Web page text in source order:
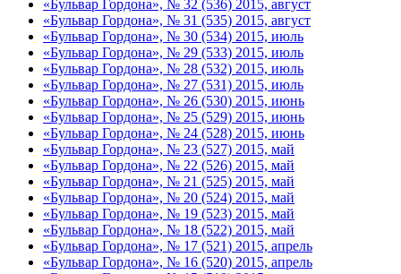
«Бульвар Гордона», № 32 (536) 2015, август
«Бульвар Гордона», № 31 (535) 2015, август
«Бульвар Гордона», № 30 (534) 2015, июль
«Бульвар Гордона», № 29 (533) 2015, июль
«Бульвар Гордона», № 28 (532) 2015, июль
«Бульвар Гордона», № 27 (531) 2015, июль
«Бульвар Гордона», № 26 (530) 2015, июнь
«Бульвар Гордона», № 25 (529) 2015, июнь
«Бульвар Гордона», № 24 (528) 2015, июнь
«Бульвар Гордона», № 23 (527) 2015, май
«Бульвар Гордона», № 22 (526) 2015, май
«Бульвар Гордона», № 21 (525) 2015, май
«Бульвар Гордона», № 20 (524) 2015, май
«Бульвар Гордона», № 19 (523) 2015, май
«Бульвар Гордона», № 18 (522) 2015, май
«Бульвар Гордона», № 17 (521) 2015, апрель
«Бульвар Гордона», № 16 (520) 2015, апрель